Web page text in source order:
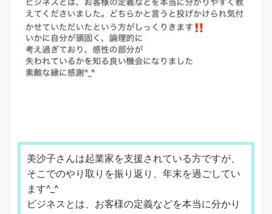
美沙子さんは起業家を支援されている方ですが、
そこでのやり取りを振り返り、年末を過ごしてい
ます^_^
ビジネスとは、お客様の定義などを本当に分かり